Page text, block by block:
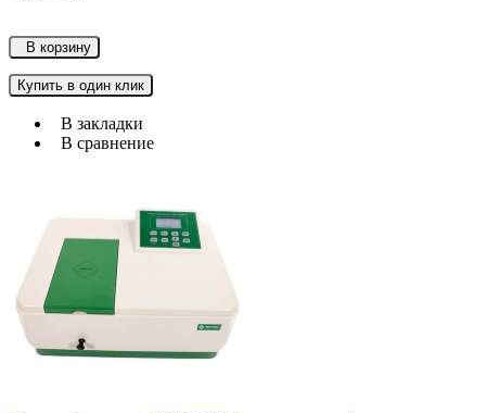
В корзину
Купить в один клик
В закладки
В сравнение